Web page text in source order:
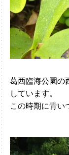
葛西臨海公園の
しています。
この時期に青い